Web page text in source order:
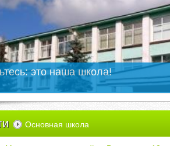
это наша школа!
Основная школа